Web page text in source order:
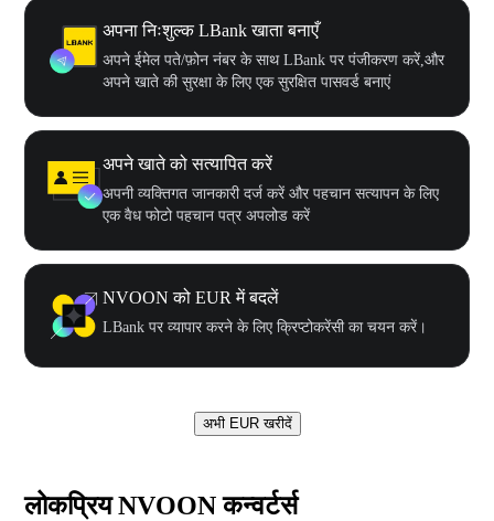
अपना निःशुल्क LBank खाता बनाएँ
अपने ईमेल पते/फ़ोन नंबर के साथ LBank पर पंजीकरण करें,और
अपने खाते की सुरक्षा के लिए एक सुरक्षित पासवर्ड बनाएं
अपने खाते को सत्यापित करें
अपनी व्यक्तिगत जानकारी दर्ज करें और पहचान सत्यापन के लिए
एक वैध फोटो पहचान पत्र अपलोड करें
NVOON को EUR में बदलें
LBank पर व्यापार करने के लिए क्रिप्टोकरेंसी का चयन करें।
अभी EUR खरीदें
लोकप्रिय NVOON कन्वर्टर्स